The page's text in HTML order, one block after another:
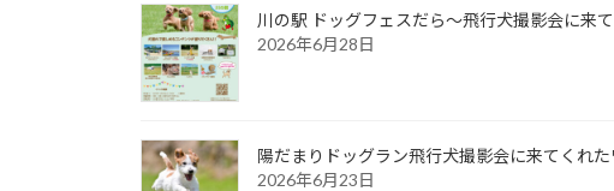
川の駅 ドッグフェスだら～飛行犬撮影会に来
2026年6月28日
陽だまりドッグラン飛行犬撮影会に来てくれ
2026年6月23日